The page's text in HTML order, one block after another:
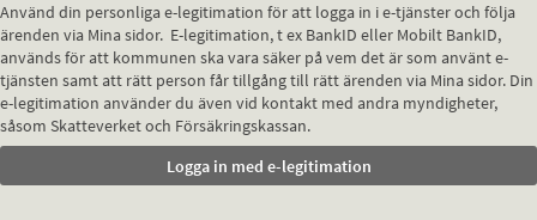
Använd din personliga e-legitimation för att logga in i e-tjänster och följa
ärenden via Mina sidor. E-legitimation, t ex BankID eller Mobilt BankID,
används för att kommunen ska vara säker på vem det är som använt e-
tjänsten samt att rätt person får tillgång till rätt ärenden via Mina sidor. Din
e-legitimation använder du även vid kontakt med andra myndigheter,
såsom Skatteverket och Försäkringskassan.